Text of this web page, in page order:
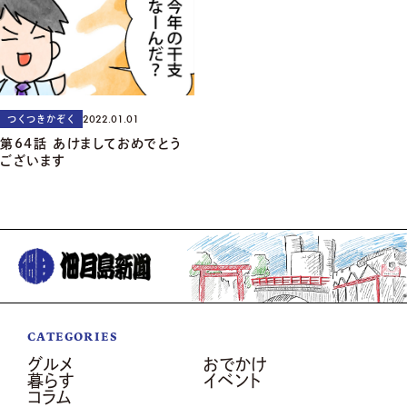
つくつきかぞく 2022.01.01
第64話 あけましておめでとう
ございます
CATEGORIES
グルメ
おでかけ
暮らす
イベント
コラム